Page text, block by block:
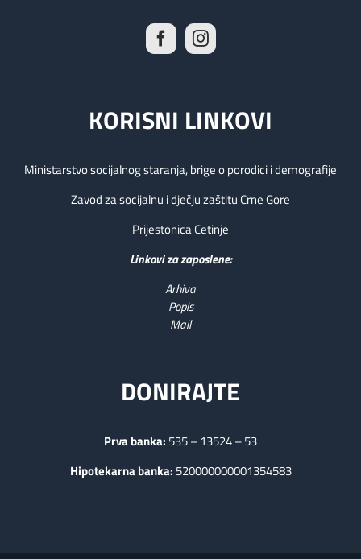
KORISNI LINKOVI
Ministarstvo socijalnog staranja, brige o porodici i demografije
Zavod za socijalnu i dječju zaštitu Crne Gore
Prijestonica Cetinje
Linkovi za zaposlene:
Arhiva
Popis
Mail
DONIRAJTE
Prva banka: 535 – 13524 – 53
Hipotekarna banka: 520000000001354583